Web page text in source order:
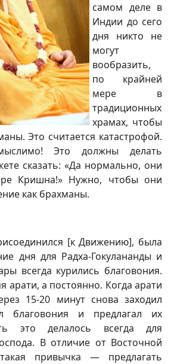
самом деле в
Индии до сего
дня никто не
могут
вообразить,
по крайней
мере в
традиционных
храмах, чтобы
Это считается катастрофой.
Это должны делать
сказать: «Да нормально, они
Кришна!» Нужно, чтобы они
как брахманы.
[к Движению], была
дня для Радха-Гокулананды и
всегда курились благовония.
арати, а постоянно. Когда арати
15-20 минут снова заходил
благовония и предлагал их
это делалось всегда для
В отличие от Восточной
привычка — предлагать